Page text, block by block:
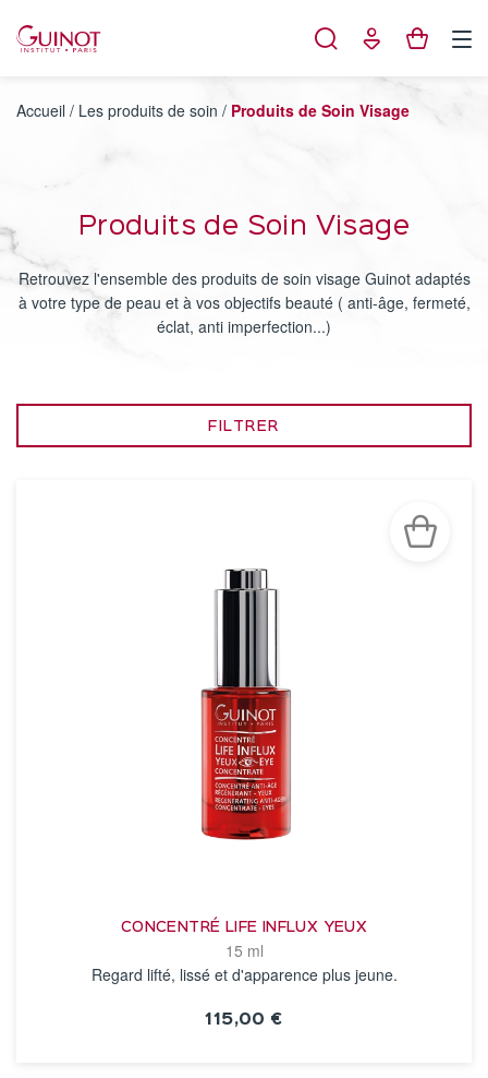
Accueil / Les produits de soin / Produits de Soin Visage
Produits de Soin Visage
Retrouvez l'ensemble des produits de soin visage Guinot adaptés
à votre type de peau et à vos objectifs beauté ( anti-âge, fermeté,
éclat, anti imperfection...)
FILTRER
CONCENTRÉ LIFE INFLUX YEUX
15 ml
Regard lifté, lissé et d'apparence plus jeune.
115,00 €